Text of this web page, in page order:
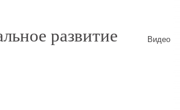
развитие Видео